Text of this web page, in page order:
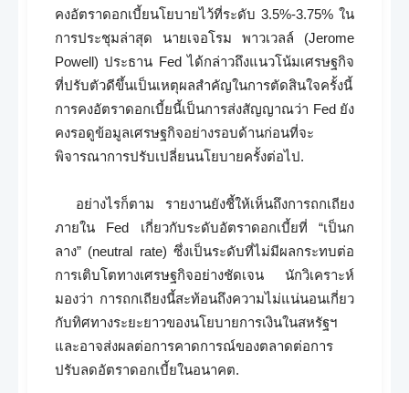
คงอัตราดอกเบี้ยนโยบายไว้ที่ระดับ 3.5%-3.75% ใน
การประชุมล่าสุด นายเจอโรม พาวเวลล์ (Jerome
Powell) ประธาน Fed ได้กล่าวถึงแนวโน้มเศรษฐกิจ
ที่ปรับตัวดีขึ้นเป็นเหตุผลสำคัญในการตัดสินใจครั้งนี้
การคงอัตราดอกเบี้ยนี้เป็นการส่งสัญญาณว่า Fed ยัง
คงรอดูข้อมูลเศรษฐกิจอย่างรอบด้านก่อนที่จะ
พิจารณาการปรับเปลี่ยนนโยบายครั้งต่อไป.
อย่างไรก็ตาม รายงานยังชี้ให้เห็นถึงการถกเถียง
ภายใน Fed เกี่ยวกับระดับอัตราดอกเบี้ยที่ “เป็นก
ลาง” (neutral rate) ซึ่งเป็นระดับที่ไม่มีผลกระทบต่อ
การเติบโตทางเศรษฐกิจอย่างชัดเจน นักวิเคราะห์
มองว่า การถกเถียงนี้สะท้อนถึงความไม่แน่นอนเกี่ยว
กับทิศทางระยะยาวของนโยบายการเงินในสหรัฐฯ
และอาจส่งผลต่อการคาดการณ์ของตลาดต่อการ
ปรับลดอัตราดอกเบี้ยในอนาคต.